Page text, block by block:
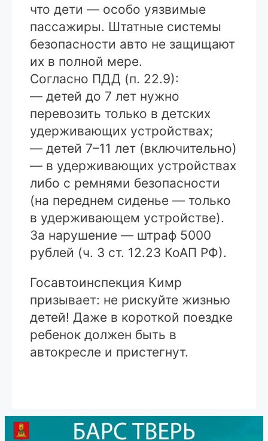
что дети — особо уязвимые
пассажиры. Штатные системы
безопасности авто не защищают
их в полной мере.
Согласно ПДД (п. 22.9):
— детей до 7 лет нужно
перевозить только в детских
удерживающих устройствах;
— детей 7–11 лет (включительно)
— в удерживающих устройствах
либо с ремнями безопасности
(на переднем сиденье — только
в удерживающем устройстве).
За нарушение — штраф 5000
рублей (ч. 3 ст. 12.23 КоАП РФ).
Госавтоинспекция Кимр
призывает: не рискуйте жизнью
детей! Даже в короткой поездке
ребенок должен быть в
автокресле и пристегнут.